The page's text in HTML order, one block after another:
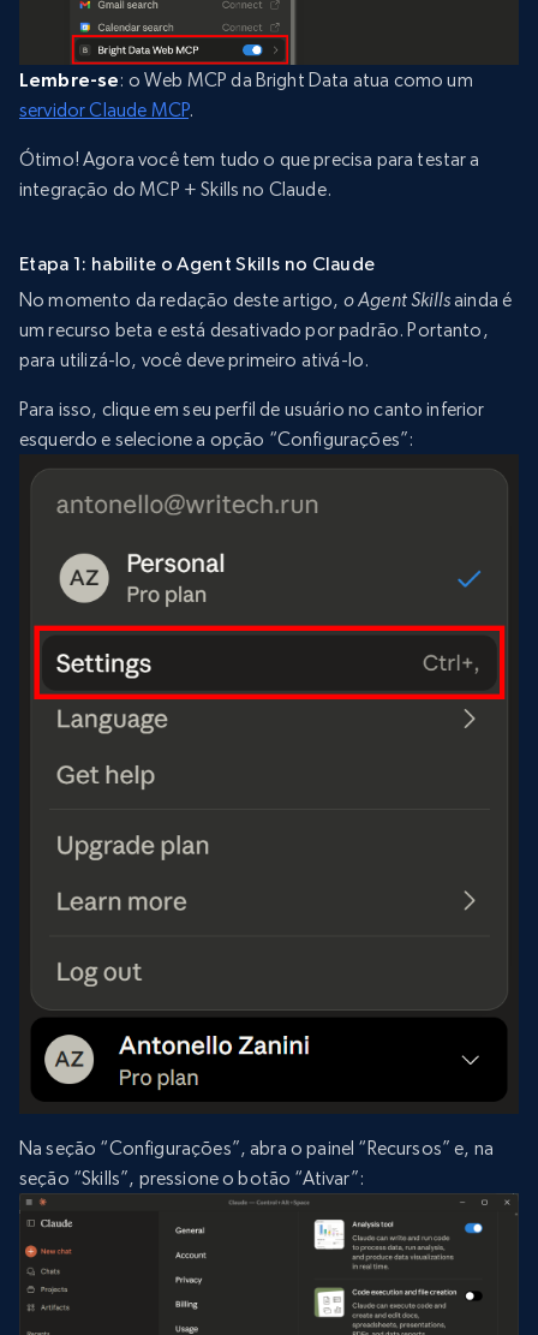
Lembre-se: o Web MCP da Bright Data atua como um
servidor Claude MCP.
Ótimo! Agora você tem tudo o que precisa para testar a
integração do MCP + Skills no Claude.
Etapa 1: habilite o Agent Skills no Claude
No momento da redação deste artigo, o Agent Skillsainda é
um recurso beta e está desativado por padrão. Portanto,
para utilizá-lo, você deve primeiro ativá-lo.
Para isso, clique em seu perfil de usuário no canto inferior
esquerdo e selecione a opção “Configurações”:
Na seção “Configurações”, abra o painel “Recursos” e, na
seção “Skills”, pressione o botão “Ativar”: